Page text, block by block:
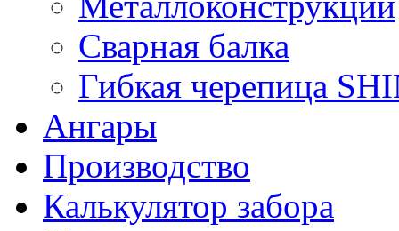
Сварная балка
Гибкая черепица
Ангары
Производство
Калькулятор забора